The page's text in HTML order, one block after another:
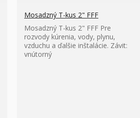
Mosadzný T-kus 2" FFF
Mosadzný T-kus 2" FFF Pre
rozvody kúrenia, vody, plynu,
vzduchu a ďalšie inštalácie. Závit:
vnútorný